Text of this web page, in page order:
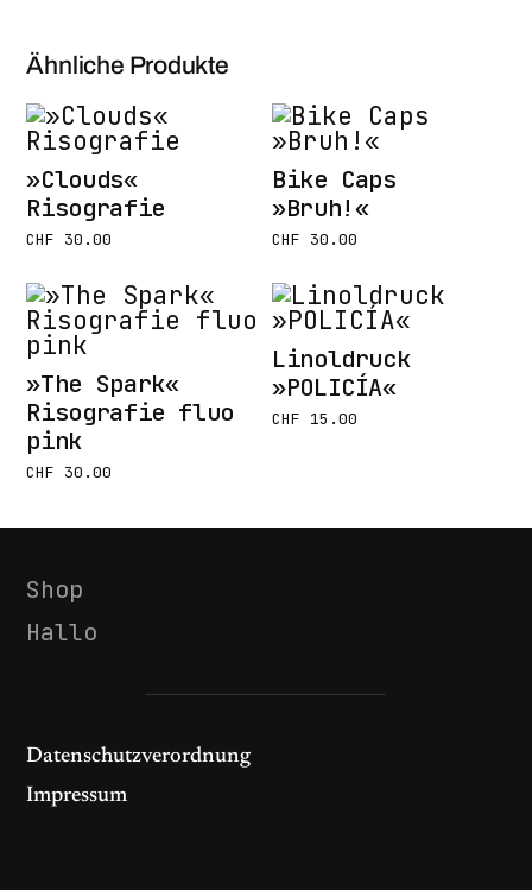
Ähnliche Produkte
»Clouds«
Risografie
CHF 30.00
Bike Caps
»Bruh!«
CHF 30.00
»The Spark«
Risografie fluo
pink
CHF 30.00
Linoldruck
»POLICÍA«
CHF 15.00
Shop
Hallo
Datenschutzverordnung
Impressum